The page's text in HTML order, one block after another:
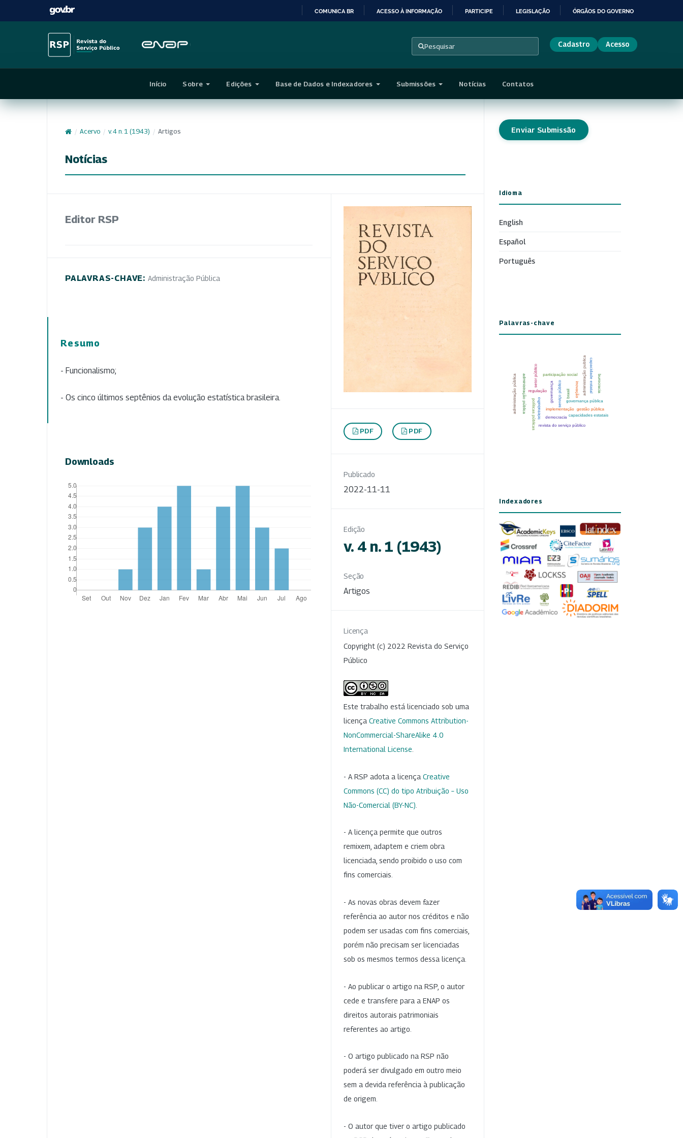
CONTEÚDO
COMUNICA BR ACESSO À INFORMAÇÃO PARTICIPE LEGISLAÇÃO ÓRGÃOS DO GOVERNO
Pesquisar Cadastro Acesso
Início Sobre Edições Base de Dados e Indexadores Submissões Notícias Contatos
/ Acervo / v. 4 n. 1 (1943) / Artigos
Notícias
Editor RSP
PALAVRAS-CHAVE: Administração Pública
Resumo
- Funcionalismo;
- Os cinco últimos septênios da evolução estatística brasileira.
Downloads
PDF PDF
Publicado
2022-11-11
Edição
v. 4 n. 1 (1943)
Seção
Artigos
Licença
Copyright (c) 2022 Revista do Serviço
Público
Este trabalho está licenciado sob uma
licença Creative Commons Attribution-
NonCommercial-ShareAlike 4.0
International License
- A RSP adota a licença Creative
Commons (CC) do tipo Atribuição – Uso
Não-Comercial (BY-NC)
- A licença permite que outros
remixem, adaptem e criem obra
licenciada, sendo proibido o uso com
fins comerciais.
- As novas obras devem fazer
referência ao autor nos créditos e não
podem ser usadas com fins comerciais,
porém não precisam ser licenciadas
sob os mesmos termos dessa licença.
- Ao publicar o artigo na RSP, o autor
cede e transfere para a ENAP os
direitos autorais patrimoniais
referentes ao artigo.
- O artigo publicado na RSP não
poderá ser divulgado em outro meio
sem a devida referência à publicação
de origem.
- O autor que tiver o artigo publicado
Enviar Submissão
Idioma
English
Español
Português
Palavras-chave
Indexadores